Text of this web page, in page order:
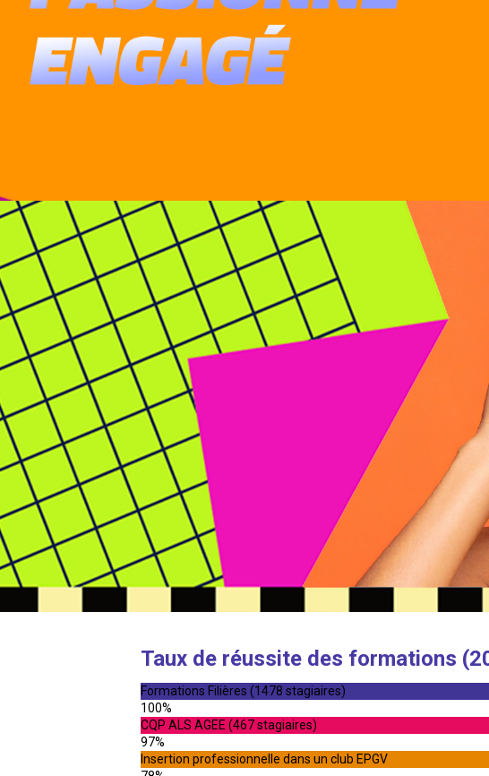
Taux de réussite des formations
Formations Filières (1478 stagiaires)
100%
CQP ALS AGEE (467 stagiaires)
97%
Insertion professionnelle dans un club EPGV